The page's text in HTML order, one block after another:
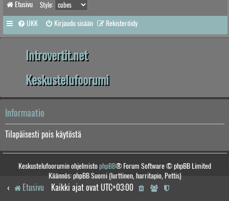
Etusivu Style:
UKK Kirjaudu sisään Rekisteröidy
Introvertit.net
Keskustelufoorumi
Informaatio
Tilapäisesti pois käytöstä
Keskustelufoorumin ohjelmistophpBB® Forum Software © phpBB Limited
Käännös: phpBB Suomi (lurttinen, harritapio, Pettis)
Etusivu Kaikki ajat ovat UTC+03:00